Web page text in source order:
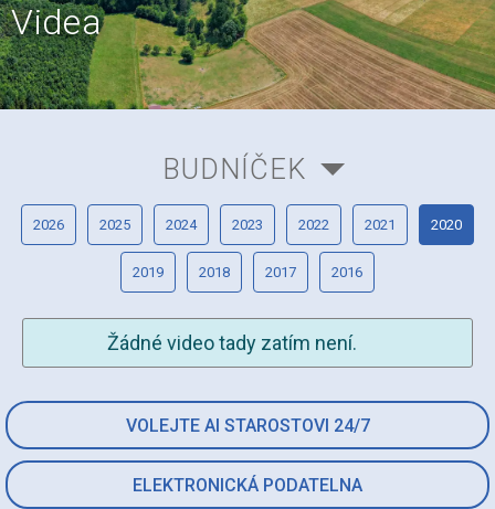
Videa
VOLEJTE AI STAROSTOVI 24/7
ELEKTRONICKÁ PODATELNA
BUDNÍČEK
2026 2025 2024 2023 2022 2021 2020
2019 2018 2017 2016
Žádné video tady zatím není.